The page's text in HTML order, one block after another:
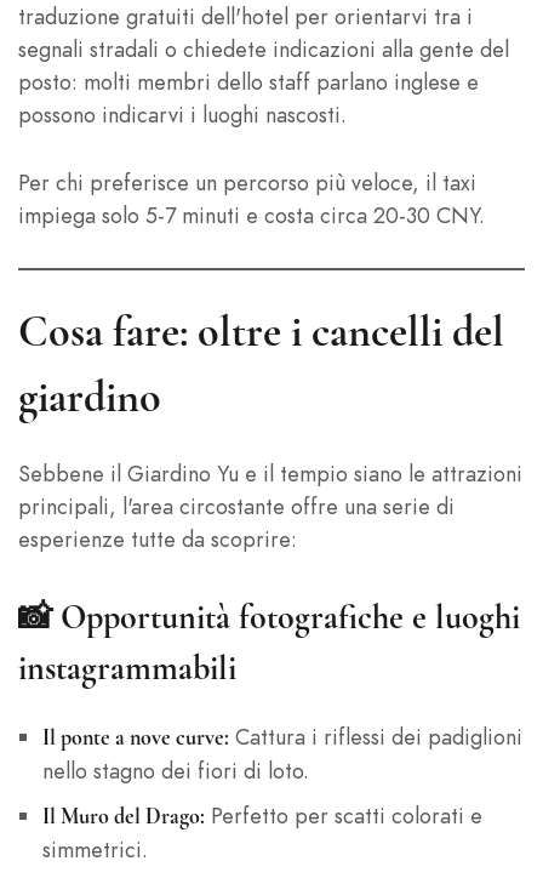
traduzione gratuiti dell'hotel per orientarvi tra i
segnali stradali o chiedete indicazioni alla gente del
posto: molti membri dello staff parlano inglese e
possono indicarvi i luoghi nascosti.
Per chi preferisce un percorso più veloce, il taxi
impiega solo 5-7 minuti e costa circa 20-30 CNY.
Cosa fare: oltre i cancelli del
giardino
Sebbene il Giardino Yu e il tempio siano le attrazioni
principali, l'area circostante offre una serie di
esperienze tutte da scoprire:
📸Opportunità fotografiche e luoghi
instagrammabili
Il ponte a nove curve: Cattura i riflessi dei padiglioni
nello stagno dei fiori di loto.
Il Muro del Drago: Perfetto per scatti colorati e
simmetrici.